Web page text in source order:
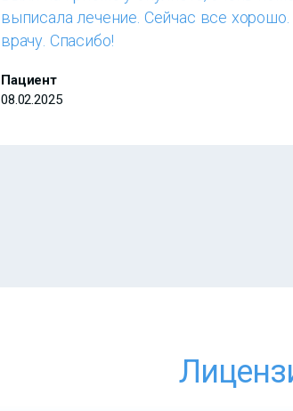
выписала лечение. Сейчас все
врачу. Спасибо!
Пациент
08.02.2025